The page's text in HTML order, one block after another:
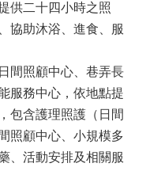
供二十四小時之照
協助沐浴、進食、服
間照顧中心、巷弄長
服務中心，依地點提
包含護理照護（日間
照顧中心、小規模多
、活動安排及相關服